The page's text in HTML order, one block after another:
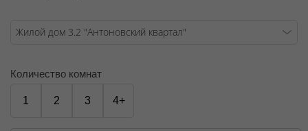
Количество комнат
1 2 3 4+